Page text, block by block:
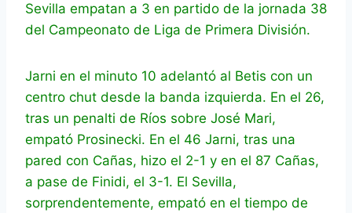
Sevilla empatan a 3 en partido de la jornada 38
del Campeonato de Liga de Primera División.
Jarni en el minuto 10 adelantó al Betis con un
centro chut desde la banda izquierda. En el 26,
tras un penalti de Ríos sobre José Mari,
empató Prosinecki. En el 46 Jarni, tras una
pared con Cañas, hizo el 2-1 y en el 87 Cañas,
a pase de Finidi, el 3-1. El Sevilla,
sorprendentemente, empató en el tiempo de